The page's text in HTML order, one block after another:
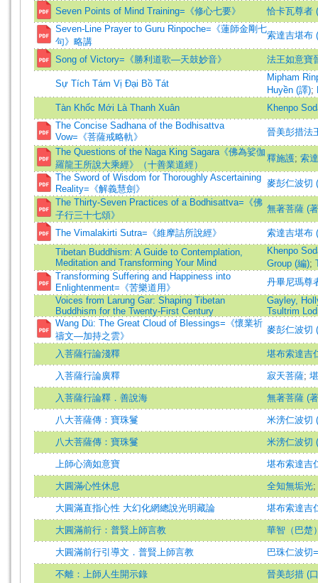
Seven Points of Mind Training=《修心七要》
恰卡瓦尊者
Seven-Line Prayer to Guru Rinpoche=《蓮師金剛七
句》略講
索達吉堪布
Song of Victory=《勝利道歌—天鼓妙音》 法王如意寶
Sự Tích Tám Vị Đại Bồ Tát
Mipham
Huyền (譯);
Tàn Khốc Mới Là Thanh Xuân
Khenpo
The Concise Sadhana of the Bodhisattva
Vow=《菩薩戒略軌》
晉美彭措法
The Questions of the Naga King Sagara《佛為娑伽
羅龍王所說大乘經》（十善業道經）
釋施護; 索
The Sword of Wisdom for Thoroughly Ascertaining
Reality=《解義慧劍》
麥彭仁波切
The Thirty-Seven Practices of a Bodhisattva=《佛
子行三十七頌》
無著菩薩 (
The Vimalakirti Sutra=《維摩詰所說經》
索達吉堪布
Tibetan Buddhism: A Guide to Contemplation,
Meditation and Transforming Your Mind
Khenpo
Group (編);
Transforming Suffering and Happiness into
Enlightenment=《苦樂道用》
丹畢尼瑪尊
Voices from Larung Gar: Shaping Tibetan
Buddhism for the Twenty-First Century
Gayley,
Tsultrim
Wang Dü: The Great Cloud of Blessings=《懷業祈
禱文—加持之雲》
麥彭仁波切
入菩薩行論淺釋 堪布索達吉
入菩薩行論廣釋 寂天菩薩;
入菩薩行論釋．善說海 無著菩薩 (
八大菩薩傳：寶珠鬘 米滂仁波切
八大菩薩傳：寶珠鬘 米滂仁波切
上師心滴如意寶 堪布索達吉
大圓滿心性休息 全知無垢光;
大圓滿直指心性 大幻化網總說光明藏論 堪布索達吉
大圓滿前行：普賢上師言教 華智（巴楚
大圓滿前行引導文．普賢上師言教 巴珠仁波切
不離：上師人生開示錄 晉美彭措 (